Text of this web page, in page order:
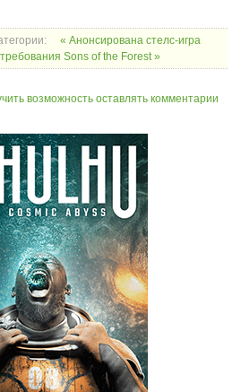
« Анонсирована стелс-игра
Sons of the Forest »
возможность оставлять комментарии